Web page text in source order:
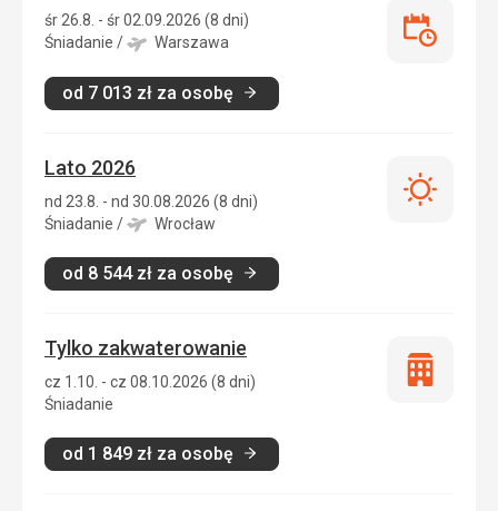
śr 26.8. - śr 02.09.2026 (8 dni)
Śniadanie / Warszawa
od 7 013 zł za osobę
Last
Lato 2026
nd 23.8. - nd 30.08.2026 (8 dni)
Śniadanie / Wrocław
od 8 544zł za osobę
Lato
Tylko zakwaterowanie
cz 1.10. - cz 08.10.2026 (8 dni)
Śniadanie
od 1 849 zł za osobę
Tylko